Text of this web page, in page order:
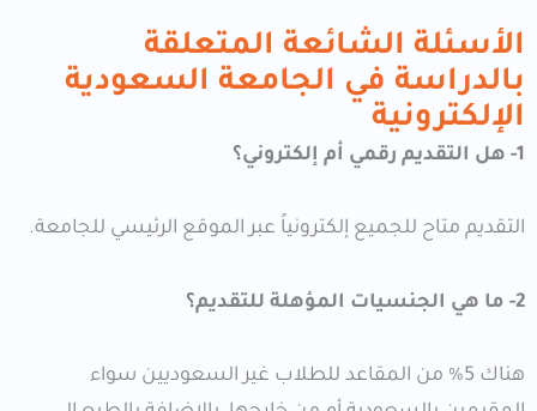
الأسئلة الشائعة المتعلقة
بالدراسة في الجامعة السعودية
الإلكترونية
1- هل التقديم رقمي أم إلكتروني؟
التقديم متاح للجميع إلكترونياً عبر الموقع الرئيسي للجامعة.
2- ما هي الجنسيات المؤهلة للتقديم؟
هناك 5% من المقاعد للطلاب غير السعوديين سواء